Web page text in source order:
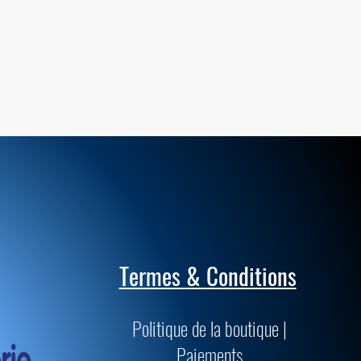
Termes & Conditions
Politique de la boutique |
Paiements